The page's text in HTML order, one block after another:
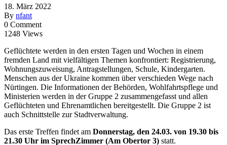
18. März 2022
By nfant
0 Comment
1248 Views
Geflüchtete werden in den ersten Tagen und Wochen in einem
fremden Land mit vielfältigen Themen konfrontiert: Registrierung,
Wohnungszuweisung, Antragstellungen, Schule, Kindergarten.
Menschen aus der Ukraine kommen über verschieden Wege nach
Nürtingen. Die Informationen der Behörden, Wohlfahrtspflege und
Ministerien werden in der Gruppe 2 zusammengefasst und allen
Geflüchteten und Ehrenamtlichen bereitgestellt. Die Gruppe 2 ist
auch Schnittstelle zur Stadtverwaltung.
Das erste Treffen findet am Donnerstag, den 24.03. von 19.30 bis
21.30 Uhr im SprechZimmer (Am Obertor 3) statt.